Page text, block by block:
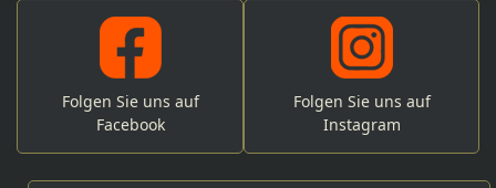
Folgen Sie uns auf
Facebook
Folgen Sie uns auf
Instagram